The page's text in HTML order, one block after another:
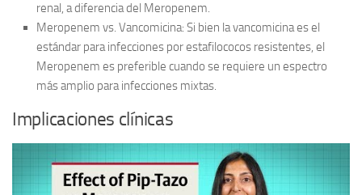
renal, a diferencia del Meropenem.
Meropenem vs. Vancomicina: Si bien la vancomicina es el
estándar para infecciones por estafilococos resistentes, el
Meropenem es preferible cuando se requiere un espectro
más amplio para infecciones mixtas.
Implicaciones clínicas